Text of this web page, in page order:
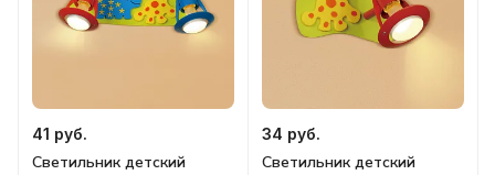
41 руб.
Светильник детский
34 руб.
Светильник детский